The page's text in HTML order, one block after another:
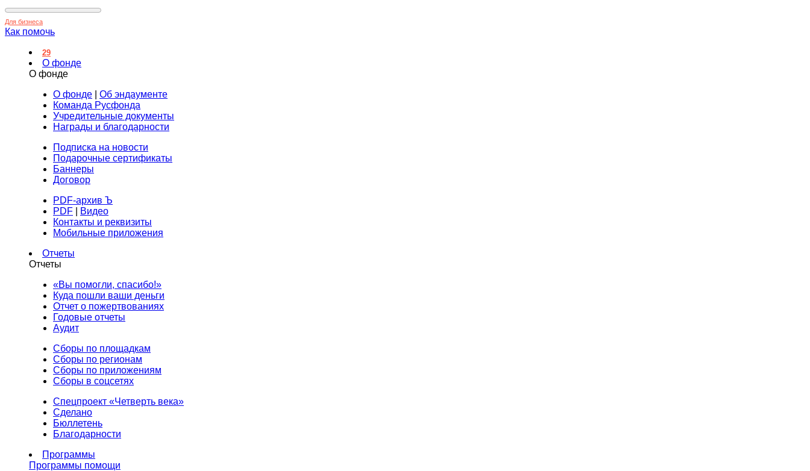
Для бизнеса
Как помочь
29
О фонде
О фонде
О фонде
Об эндаументе
Команда Русфонда
Учредительные документы
Награды и благодарности
Подписка на новости
Подарочные сертификаты
Баннеры
Договор
PDF-архив Ъ
PDF
Видео
Контакты и реквизиты
Мобильные приложения
Отчеты
Отчеты
«Вы помогли, спасибо!»
Куда пошли ваши деньги
Отчет о пожертвованиях
Годовые отчеты
Аудит
Сборы по площадкам
Сборы по регионам
Сборы по приложениям
Сборы в соцсетях
Спецпроект «Четверть века»
Сделано
Бюллетень
Благодарности
Программы
Программы помощи